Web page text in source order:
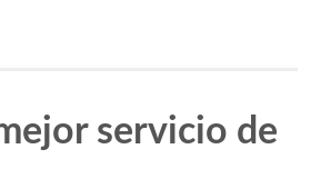
servicio de